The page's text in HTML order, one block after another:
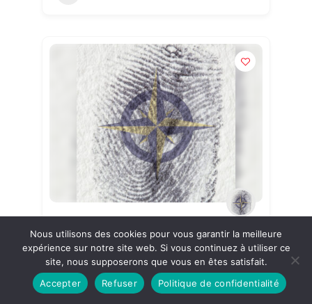
ARTEMIS INVESTIGATIONS
Sarthe
Nous utilisons des cookies pour vous garantir la meilleure
expérience sur notre site web. Si vous continuez à utiliser ce
site, nous supposerons que vous en êtes satisfait.
Accepter
Refuser Politique de confidentialité